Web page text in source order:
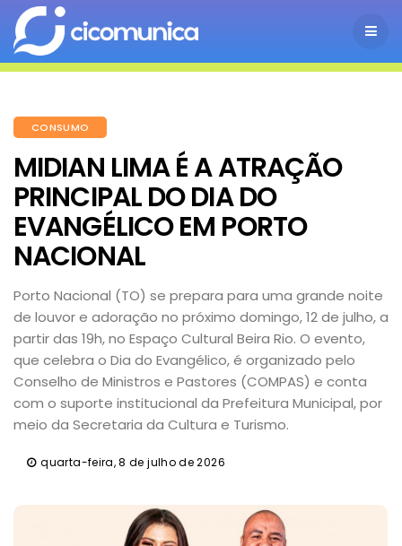
CONSUMO
MIDIAN LIMA É A ATRAÇÃO
PRINCIPAL DO DIA DO
EVANGÉLICO EM PORTO
NACIONAL
Porto Nacional (TO) se prepara para uma grande noite
de louvor e adoração no próximo domingo, 12 de julho, a
partir das 19h, no Espaço Cultural Beira Rio. O evento,
que celebra o Dia do Evangélico, é organizado pelo
Conselho de Ministros e Pastores (COMPAS) e conta
com o suporte institucional da Prefeitura Municipal, por
meio da Secretaria da Cultura e Turismo.
quarta-feira, 8 de julho de 2026